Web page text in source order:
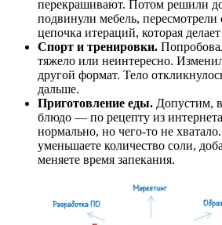
перекрашивают. Потом решили
подвинули мебель,
цепочка итераций, которая
Спорт и тренировки.
тяжело или неинтересно.
другой формат. Тело
дальше.
Приготовление еды. Допустим,
блюдо — по рецепту из
нормально, но чего-то не
уменьшаете количество соли,
меняете время запекания.